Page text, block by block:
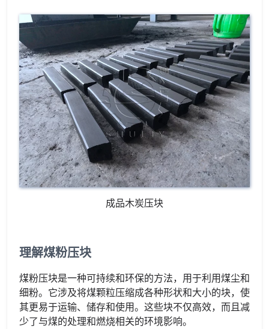
成品木炭压块
理解煤粉压块
煤粉压块是一种可持续和环保的方法，用于利用煤尘和
细粉。它涉及将煤颗粒压缩成各种形状和大小的块，使
其更易于运输、储存和使用。这些块不仅高效，而且减
少了与煤的处理和燃烧相关的环境影响。